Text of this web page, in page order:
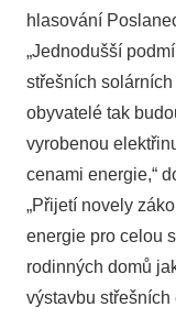
hlasování
„Jednodušší
střešních
obyvatelé tak
vyrobenou
cenami energie,“
„Přijetí novely
energie pro celou
rodinných domů
výstavbu